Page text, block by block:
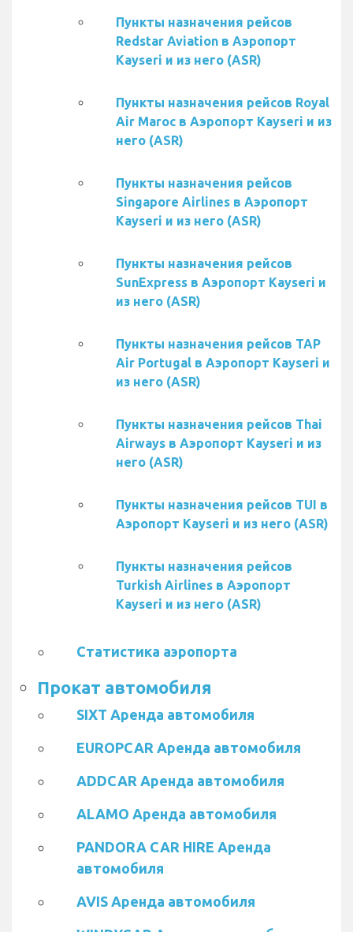
Пункты назначения рейсов
Redstar Aviation в Аэропорт
Kayseri и из него (ASR)
Пункты назначения рейсов Royal
Air Maroc в Аэропорт Kayseri и из
него (ASR)
Пункты назначения рейсов
Singapore Airlines в Аэропорт
Kayseri и из него (ASR)
Пункты назначения рейсов
SunExpress в Аэропорт Kayseri и
из него (ASR)
Пункты назначения рейсов TAP
Air Portugal в Аэропорт Kayseri и
из него (ASR)
Пункты назначения рейсов Thai
Airways в Аэропорт Kayseri и из
него (ASR)
Пункты назначения рейсов TUI в
Аэропорт Kayseri и из него (ASR)
Пункты назначения рейсов
Turkish Airlines в Аэропорт
Kayseri и из него (ASR)
Статистика аэропорта
Прокат автомобиля
SIXT Аренда автомобиля
EUROPCAR Аренда автомобиля
ADDCAR Аренда автомобиля
ALAMO Аренда автомобиля
PANDORA CAR HIRE Аренда
автомобиля
AVIS Аренда автомобиля